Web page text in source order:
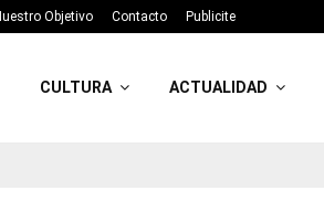
Objetivo Contacto Publicite
CULTURA ACTUALIDAD